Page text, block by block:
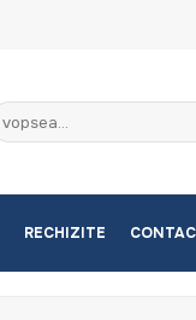
RECHIZITE